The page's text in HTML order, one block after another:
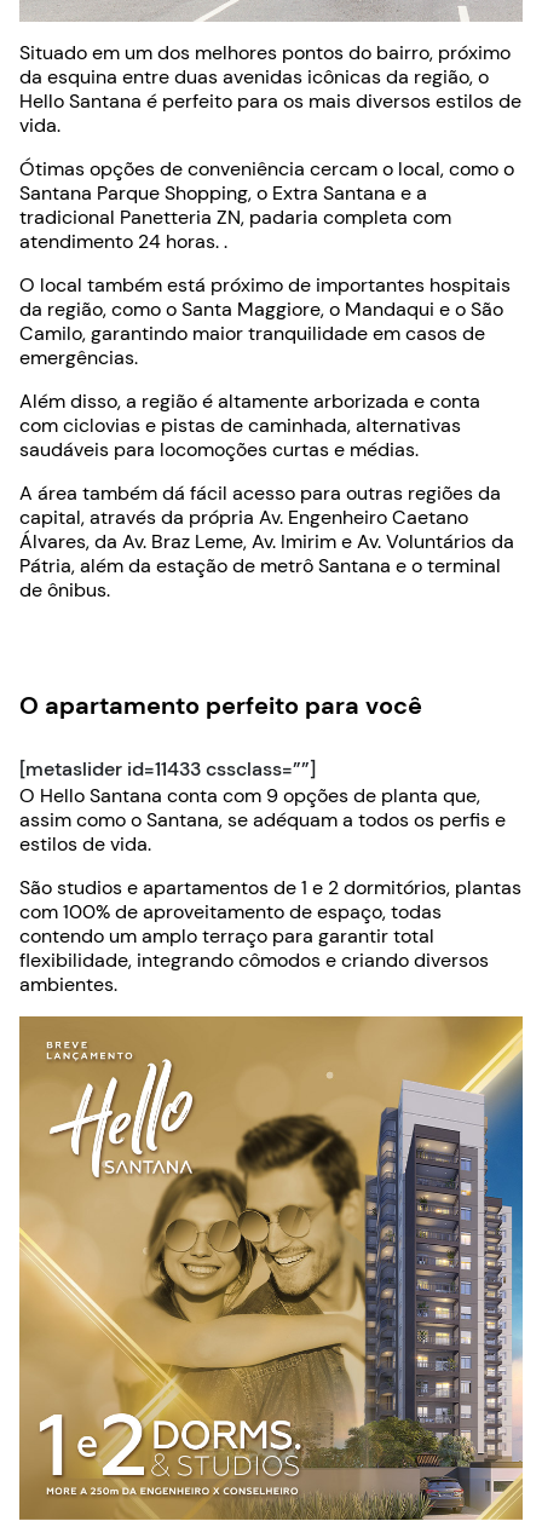
Situado em um dos melhores pontos do bairro, próximo
da esquina entre duas avenidas icônicas da região, o
Hello Santana é perfeito para os mais diversos estilos de
vida.
Ótimas opções de conveniência cercam o local, como o
Santana Parque Shopping, o Extra Santana e a
tradicional Panetteria ZN, padaria completa com
atendimento 24 horas. .
O local também está próximo de importantes hospitais
da região, como o Santa Maggiore, o Mandaqui e o São
Camilo, garantindo maior tranquilidade em casos de
emergências.
Além disso, a região é altamente arborizada e conta
com ciclovias e pistas de caminhada, alternativas
saudáveis para locomoções curtas e médias.
A área também dá fácil acesso para outras regiões da
capital, através da própria Av. Engenheiro Caetano
Álvares, da Av. Braz Leme, Av. Imirim e Av. Voluntários da
Pátria, além da estação de metrô Santana e o terminal
de ônibus.
O apartamento perfeito para você
[metaslider id=11433 cssclass=””]
O Hello Santana conta com 9 opções de planta que,
assim como o Santana, se adéquam a todos os perfis e
estilos de vida.
São studios e apartamentos de 1 e 2 dormitórios, plantas
com 100% de aproveitamento de espaço, todas
contendo um amplo terraço para garantir total
flexibilidade, integrando cômodos e criando diversos
ambientes.